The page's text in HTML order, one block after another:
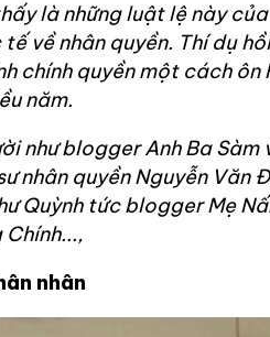
là những luật lệ này
về nhân quyền. Thí dụ
chính quyền một cách
năm.
như blogger Anh Ba Sàm
nhân quyền Nguyễn Văn
Quỳnh tức blogger Mẹ
nhân